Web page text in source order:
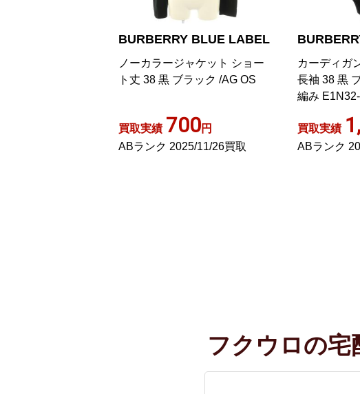
BURBERRY BLUE LABEL
カーディガン ニット Vネック
長袖 38 黒 ブラック ケーブル
買取実績 1,400
ABランク 2025/12/12買取
美品 ロング
ブルニット
ード アルパ
買取実績
Aランク
フクウロの宅